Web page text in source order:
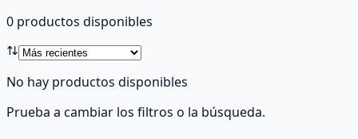
0 productos disponibles
No hay productos disponibles
Prueba a cambiar los filtros o la búsqueda.